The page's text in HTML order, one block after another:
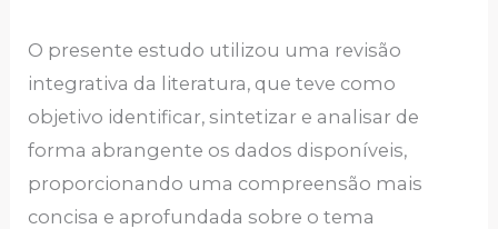
O presente estudo utilizou uma revisão
integrativa da literatura, que teve como
objetivo identificar, sintetizar e analisar de
forma abrangente os dados disponíveis,
proporcionando uma compreensão mais
concisa e aprofundada sobre o tema